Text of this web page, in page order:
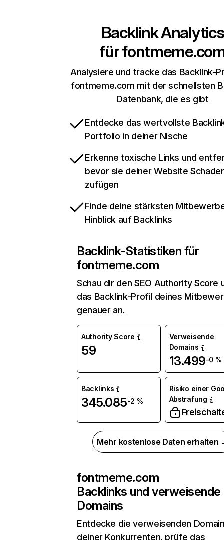
Backlink Analytics
für
Analysiere und tracke das Backlink-
fontmeme.com mit der schnellsten
Datenbank, die es gibt
Entdecke das wertvollste
Portfolio in deiner Nische
Erkenne toxische Links und
bevor sie deiner Website
zufügen
Finde deine stärksten
Hinblick auf Backlinks
Backlink-Statistiken für
fontmeme.com
Schau dir den SEO Authority Score
das Backlink-Profil deines
genauer an.
Authority Score
59
Verweisende
Domains
13.499-0 %
Backlinks
345.085-2 %
Risiko einer
Abstrafung
Mehr kostenlose Daten erhalten
fontmeme.com
Backlinks und verweisende
Domains
Entdecke die verweisenden
deiner Konkurrenten, prüfe das